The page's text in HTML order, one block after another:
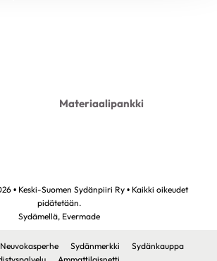
Materiaalipankki
• Keski-Suomen Sydänpiiri Ry • Kaikki oikeudet
pidätetään.
Sydämellä, Evermade
Neuvokasperhe Sydänmerkki
Sydänkauppa